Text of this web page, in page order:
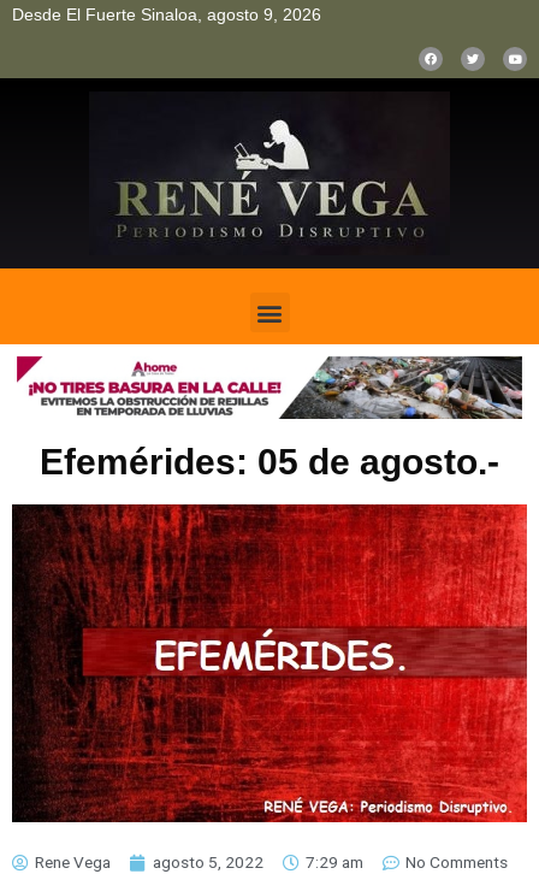
Desde El Fuerte Sinaloa, agosto 9, 2026
Efemérides: 05 de agosto.-
Rene Vega agosto 5, 2022 7:29 am No Comments